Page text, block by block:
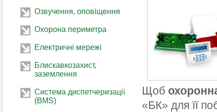
Озвучення, оповіщення
Охорона периметра
Електричні мережі
Блискавкозахист,
заземлення
Система диспетчеризації
(BMS)
Щоб
«БК» для її